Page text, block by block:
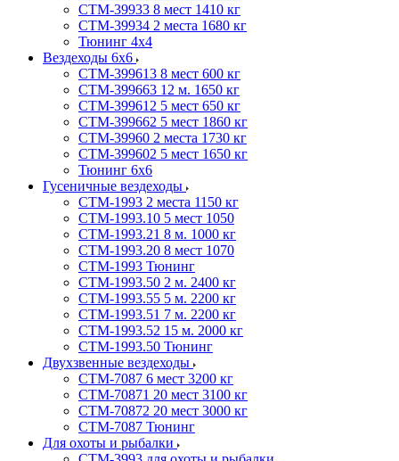
СТМ-39933 8 мест 1410 кг
СТМ-39934 2 места 1680 кг
Тюнинг 4х4
Вездеходы 6х6
СТМ-399613 8 мест 600 кг
СТМ-399663 12 м. 1650 кг
СТМ-399612 5 мест 650 кг
СТМ-399662 5 мест 1860 кг
СТМ-39960 2 места 1730 кг
СТМ-399602 5 мест 1650 кг
Тюнинг 6х6
Гусеничные вездеходы
СТМ-1993 2 места 1150 кг
СТМ-1993.10 5 мест 1050
СТМ-1993.21 8 м. 1000 кг
СТМ-1993.20 8 мест 1070
СТМ-1993 Тюнинг
СТМ-1993.50 2 м. 2400 кг
СТМ-1993.55 5 м. 2200 кг
СТМ-1993.51 7 м. 2200 кг
СТМ-1993.52 15 м. 2000 кг
СТМ-1993.50 Тюнинг
Двухзвенные вездеходы
СТМ-7087 6 мест 3200 кг
СТМ-70871 20 мест 3100 кг
СТМ-70872 20 мест 3000 кг
СТМ-7087 Тюнинг
Для охоты и рыбалки